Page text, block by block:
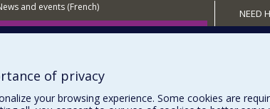
and events (French)
Supporting the Department
NEED
of privacy
your browsing experience. Some cookies are